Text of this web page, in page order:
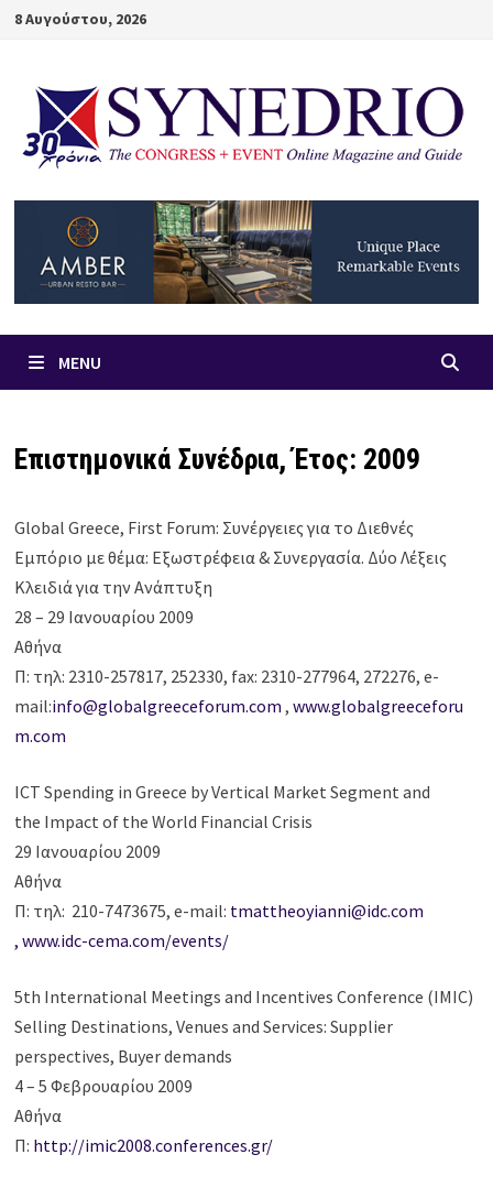
Skip8 Αυγούστου, 2026
MENU
Επιστημονικά Συνέδρια, Έτος: 2009
Global Greece, First Forum: Συνέργειες για το Διεθνές
Εμπόριο με θέμα: Εξωστρέφεια & Συνεργασία. Δύο Λέξεις
Κλειδιά για την Ανάπτυξη
28 – 29 Ιανουαρίου 2009
Αθήνα
Π: τηλ: 2310-257817, 252330, fax: 2310-277964, 272276, e-
mail:info@globalgreeceforum.com ,www.globalgreeceforu
m.com
ICT Spending in Greece by Vertical Market Segment and
the Impact of the World Financial Crisis
29 Ιανουαρίου 2009
Αθήνα
Π: τηλ: 210-7473675, e-mail: tmattheoyianni@idc.com
,www.idc-cema.com/events/
5th International Meetings and Incentives Conference (IMIC)
Selling Destinations, Venues and Services: Supplier
perspectives, Buyer demands
4 – 5 Φεβρουαρίου 2009
Αθήνα
Π: http://imic2008.conferences.gr/